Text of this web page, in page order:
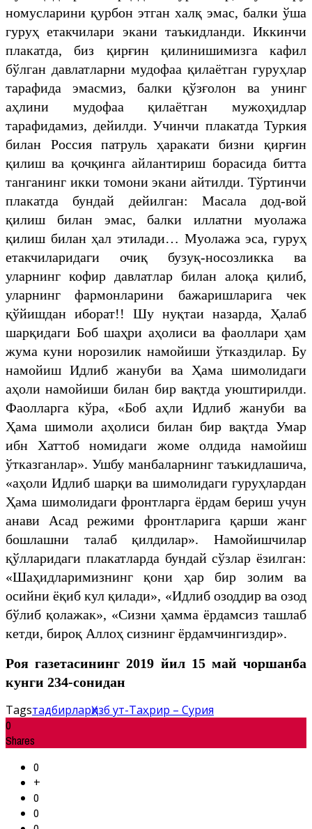
номусларини қурбон этган халқ эмас, балки ўша
гуруҳ етакчилари экани таъкидланди. Иккинчи
плакатда, биз қирғин қилинишимизга кафил
бўлган давлатларни мудофаа қилаётган гуруҳлар
тарафида эмасмиз, балки қўзғолон ва унинг
аҳлини мудофаа қилаётган мужоҳидлар
тарафидамиз, дейилди. Учинчи плакатда Туркия
билан Россия патруль ҳаракати бизни қирғин
қилиш ва қочқинга айлантириш борасида битта
танганинг икки томони экани айтилди. Тўртинчи
плакатда бундай дейилган: Масала дод-вой
қилиш билан эмас, балки иллатни муолажа
қилиш билан ҳал этилади… Муолажа эса, гуруҳ
етакчиларидаги очиқ бузуқ-носозликка ва
уларнинг кофир давлатлар билан алоқа қилиб,
уларнинг фармонларини бажаришларига чек
қўйишдан иборат!! Шу нуқтаи назарда, Ҳалаб
шарқидаги Боб шаҳри аҳолиси ва фаоллари ҳам
жума куни норозилик намойиши ўтказдилар. Бу
намойиш Идлиб жануби ва Ҳама шимолидаги
аҳоли намойиши билан бир вақтда уюштирилди.
Фаолларга кўра, «Боб аҳли Идлиб жануби ва
Ҳама шимоли аҳолиси билан бир вақтда Умар
ибн Хаттоб номидаги жоме олдида намойиш
ўтказганлар». Ушбу манбаларнинг таъкидлашича,
«аҳоли Идлиб шарқи ва шимолидаги гуруҳлардан
Ҳама шимолидаги фронтларга ёрдам бериш учун
анави Асад режими фронтларига қарши жанг
бошлашни талаб қилдилар». Намойишчилар
қўлларидаги плакатларда бундай сўзлар ёзилган:
«Шаҳидларимизнинг қони ҳар бир золим ва
осийни ёқиб кул қилади», «Идлиб озоддир ва озод
бўлиб қолажак», «Сизни ҳамма ёрдамсиз ташлаб
кетди, бироқ Аллоҳ сизнинг ёрдамчингиздир».
Роя газетасининг 2019 йил 15 май чоршанба
кунги 234-сонидан
TagsтадбирларҲизб ут-Таҳрир – Сурия
0
Shares
0
+
0
0